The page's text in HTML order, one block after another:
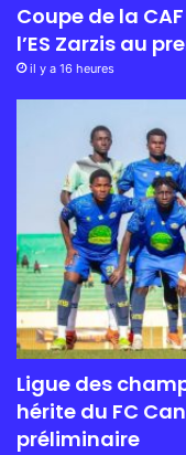
Coupe de la
l’ES Zarzis au
il y a 16 heures
Ligue des
hérite du FC
préliminaire